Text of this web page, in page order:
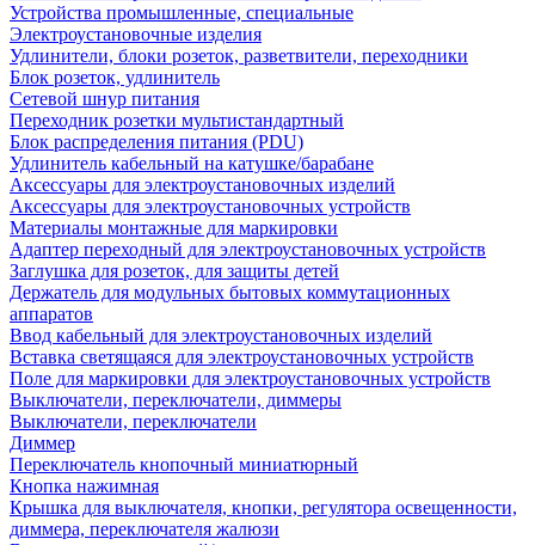
Устройства промышленные, специальные
Электроустановочные изделия
Удлинители, блоки розеток, разветвители, переходники
Блок розеток, удлинитель
Сетевой шнур питания
Переходник розетки мультистандартный
Блок распределения питания (PDU)
Удлинитель кабельный на катушке/барабане
Аксессуары для электроустановочных изделий
Аксессуары для электроустановочных устройств
Материалы монтажные для маркировки
Адаптер переходный для электроустановочных устройств
Заглушка для розеток, для защиты детей
Держатель для модульных бытовых коммутационных
аппаратов
Ввод кабельный для электроустановочных изделий
Вставка светящаяся для электроустановочных устройств
Поле для маркировки для электроустановочных устройств
Выключатели, переключатели, диммеры
Выключатели, переключатели
Диммер
Переключатель кнопочный миниатюрный
Кнопка нажимная
Крышка для выключателя, кнопки, регулятора освещенности,
диммера, переключателя жалюзи